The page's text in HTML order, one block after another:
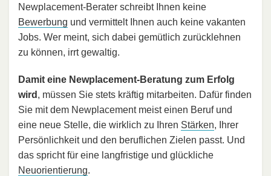
Newplacement-Berater schreibt Ihnen keine
Bewerbung und vermittelt Ihnen auch keine vakanten
Jobs. Wer meint, sich dabei gemütlich zurücklehnen
zu können, irrt gewaltig.
Damit eine Newplacement-Beratung zum Erfolg
wird , müssen Sie stets kräftig mitarbeiten. Dafür finden
Sie mit dem Newplacement meist einen Beruf und
eine neue Stelle, die wirklich zu Ihren Stärken, Ihrer
Persönlichkeit und den beruflichen Zielen passt. Und
das spricht für eine langfristige und glückliche
Neuorientierung.